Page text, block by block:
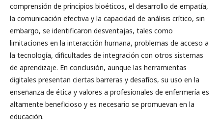
comprensión de principios bioéticos, el desarrollo de empatía,
la comunicación efectiva y la capacidad de análisis crítico, sin
embargo, se identificaron desventajas, tales como
limitaciones en la interacción humana, problemas de acceso a
la tecnología, dificultades de integración con otros sistemas
de aprendizaje. En conclusión, aunque las herramientas
digitales presentan ciertas barreras y desafíos, su uso en la
enseñanza de ética y valores a profesionales de enfermería es
altamente beneficioso y es necesario se promuevan en la
educación.